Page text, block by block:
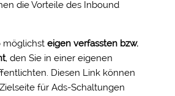
die Vorteile des Inbound
möglichst eigen verfassten bzw.
, den Sie in einer eigenen
Diesen Link können
für Ads-Schaltungen